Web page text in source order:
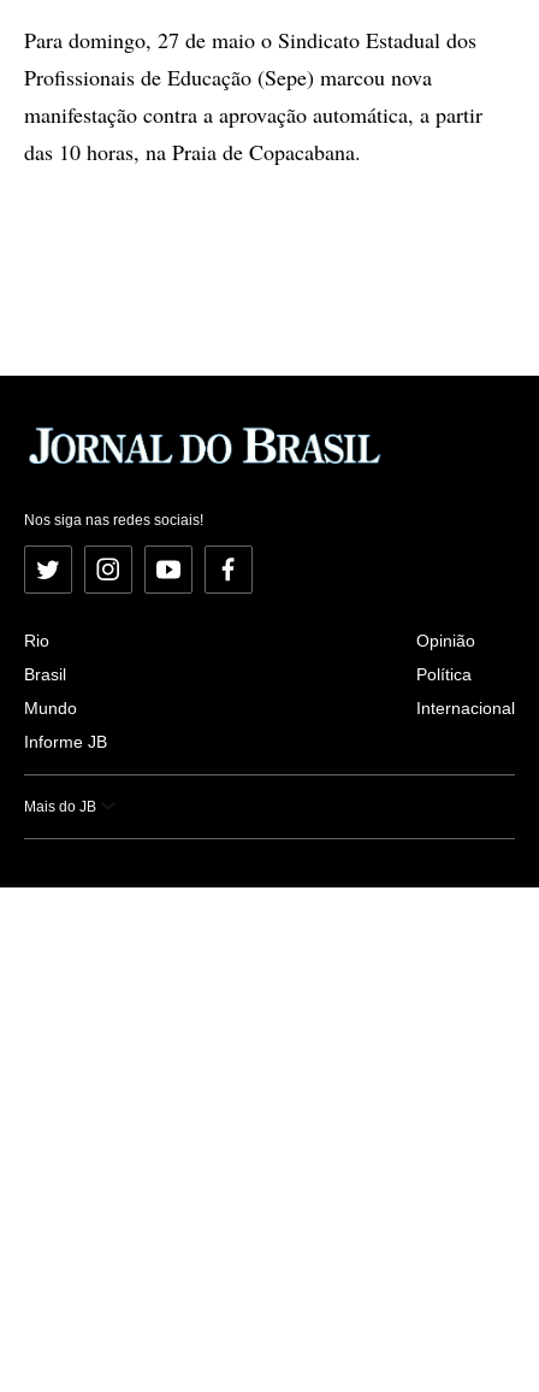
Para domingo, 27 de maio o Sindicato Estadual dos
Profissionais de Educação (Sepe) marcou nova
manifestação contra a aprovação automática, a partir
das 10 horas, na Praia de Copacabana.
Nos siga nas redes sociais!
Twitter InstagramYouTubeFacebook
Rio
Brasil
Mundo
Informe JB
Opinião
Política
Internacional
Mais do JB
Esportes